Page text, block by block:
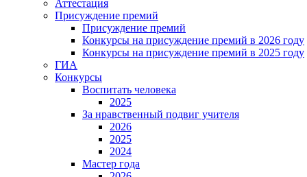
Аттестация
Присуждение премий
Присуждение премий
Конкурсы на присуждение премий в 2026 году
Конкурсы на присуждение премий в 2025 году
ГИА
Конкурсы
Воспитать человека
2025
За нравственный подвиг учителя
2026
2025
2024
Мастер года